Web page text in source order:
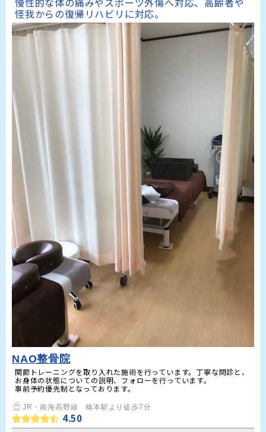
怪我からの復帰リハビリに対応。
NAO整骨院
関節トレーニングを取り入れた施術を行っています。丁寧な問診と、
お身体の状態についての説明、フォローを行っています。
JR・南海高野線　橋本駅より徒歩7分
4.50